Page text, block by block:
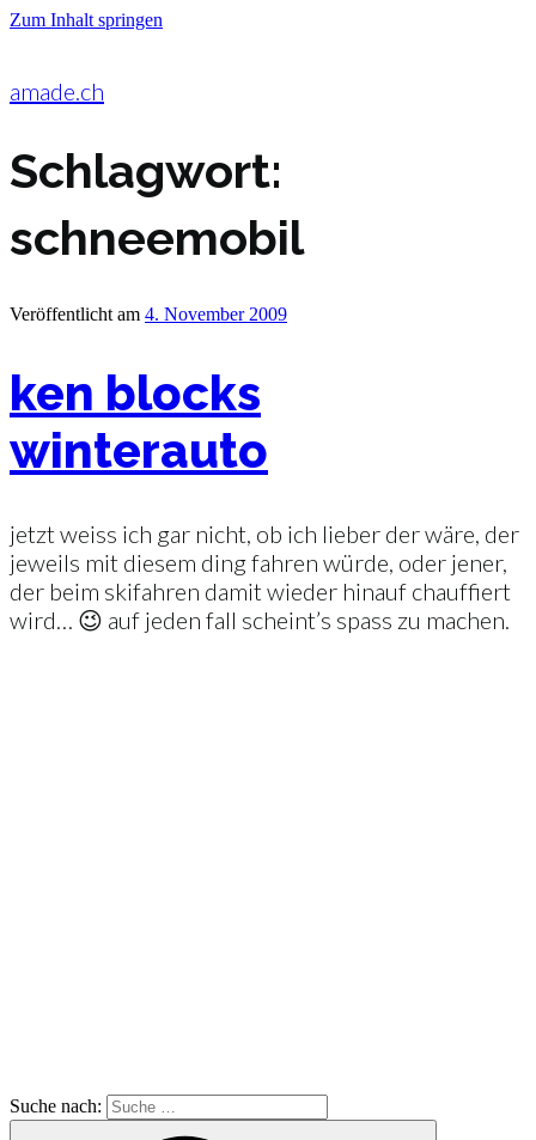
Zum Inhalt springen
amade.ch
Schlagwort:
schneemobil
Veröffentlicht am 4. November 2009
ken blocks
winterauto
jetzt weiss ich gar nicht, ob ich lieber der wäre, der
jeweils mit diesem ding fahren würde, oder jener,
der beim skifahren damit wieder hinauf chauffiert
wird… 😉 auf jeden fall scheint’s spass zu machen.
Suche nach: